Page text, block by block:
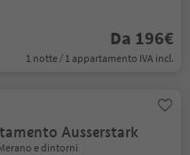
Da 196€
1 notte / 1 appartamento IVA incl.
Ausserstark
e dintorni